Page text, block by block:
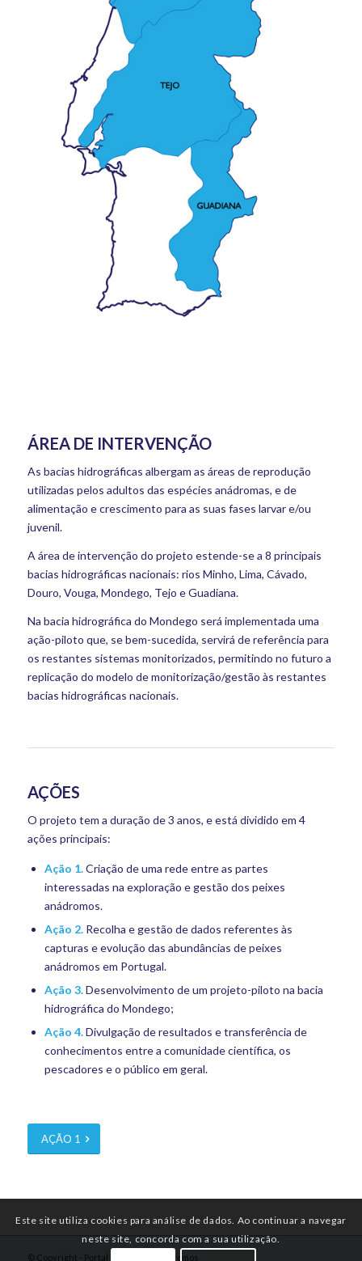
ÁREA DE INTERVENÇÃO
As bacias hidrográficas albergam as áreas de reprodução
utilizadas pelos adultos das espécies anádromas, e de
alimentação e crescimento para as suas fases larvar e/ou
juvenil.
A área de intervenção do projeto estende-se a 8 principais
bacias hidrográficas nacionais: rios Minho, Lima, Cávado,
Douro, Vouga, Mondego, Tejo e Guadiana.
Na bacia hidrográfica do Mondego será implementada uma
ação-piloto que, se bem-sucedida, servirá de referência para
os restantes sistemas monitorizados, permitindo no futuro a
replicação do modelo de monitorização/gestão às restantes
bacias hidrográficas nacionais.
AÇÕES
O projeto tem a duração de 3 anos, e está dividido em 4
ações principais:
Ação 1.Criação de uma rede entre as partes
interessadas na exploração e gestão dos peixes
anádromos.
Ação 2.Recolha e gestão de dados referentes às
capturas e evolução das abundâncias de peixes
anádromos em Portugal.
Ação 3.Desenvolvimento de um projeto-piloto na bacia
hidrográfica do Mondego;
Ação 4.Divulgação de resultados e transferência de
conhecimentos entre a comunidade científica, os
pescadores e o público em geral.
AÇÃO 1
© Copyright - Portal da Pesca: Anádromos
Este site utiliza cookies para análise de dados. Ao continuar a navegar
neste site, concorda com a sua utilização.